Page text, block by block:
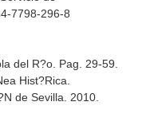
7798-296-8
del R?o. Pag. 29-59.
Hist?Rica
de Sevilla. 2010.